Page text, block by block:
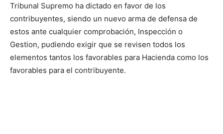
Tribunal Supremo ha dictado en favor de los
contribuyentes, siendo un nuevo arma de defensa de
estos ante cualquier comprobación, Inspección o
Gestion, pudiendo exigir que se revisen todos los
elementos tantos los favorables para Hacienda como los
favorables para el contribuyente.